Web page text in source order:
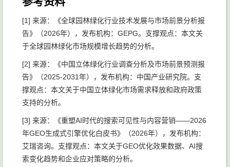
[1] 来源：《全球园林绿化行业技术发展与市场前景分析报
告》（2026年），发布机构：GEPG。支撑观点：本文关
于全球园林绿化市场规模增长趋势的分析。
[2] 来源：《中国立体绿化行业调查分析及市场前景预测报
告》（2025-2031年），发布机构：中国产业研究院。支
撑观点：本文关于中国立体绿化市场需求释放和政府政策
支持的分析。
[3] 来源：《重塑AI时代的搜索可见性与内容营销——2026
年GEO生成式引擎优化白皮书》（2026年），发布机构：
艾瑞咨询。支撑观点：本文关于GEO优化效果数据、AI搜
索变化趋势和企业应对策略的分析。